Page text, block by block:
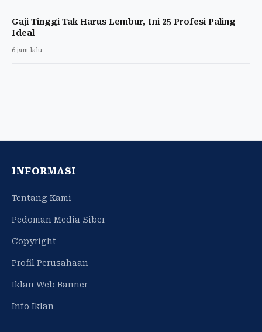
Gaji Tinggi Tak Harus Lembur, Ini 25 Profesi Paling
Ideal
6 jam lalu
INFORMASI
Tentang Kami
Pedoman Media Siber
Copyright
Profil Perusahaan
Iklan Web Banner
Info Iklan